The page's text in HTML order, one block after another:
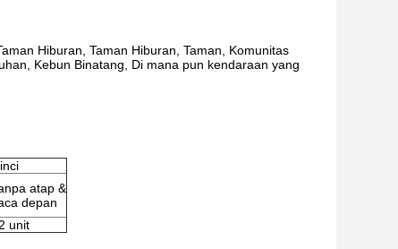
Hiburan, Taman Hiburan, Taman, Komunitas
Kebun Binatang, Di mana pun kendaraan yang
atap &
depan
unit